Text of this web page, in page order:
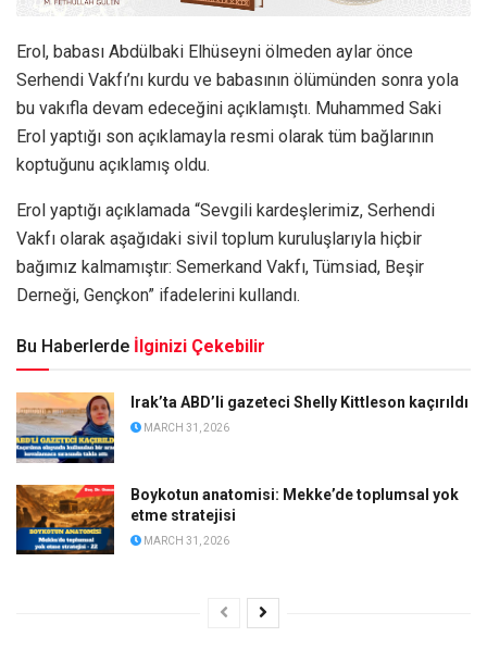
Erol, babası Abdülbaki Elhüseyni ölmeden aylar önce
Serhendi Vakfı’nı kurdu ve babasının ölümünden sonra yola
bu vakıfla devam edeceğini açıklamıştı. Muhammed Saki
Erol yaptığı son açıklamayla resmi olarak tüm bağlarının
koptuğunu açıklamış oldu.
Erol yaptığı açıklamada “Sevgili kardeşlerimiz, Serhendi
Vakfı olarak aşağıdaki sivil toplum kuruluşlarıyla hiçbir
bağımız kalmamıştır: Semerkand Vakfı, Tümsiad, Beşir
Derneği, Gençkon” ifadelerini kullandı.
Bu Haberlerde İlginizi Çekebilir
Irak’ta ABD’li gazeteci Shelly Kittleson kaçırıldı
MARCH 31, 2026
Boykotun anatomisi: Mekke’de toplumsal yok
etme stratejisi
MARCH 31, 2026